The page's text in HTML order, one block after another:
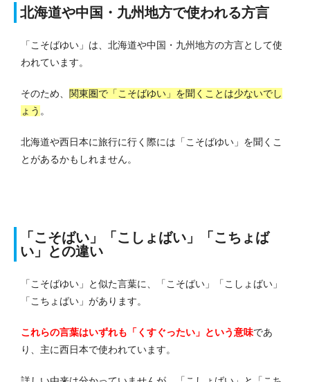
北海道や中国・九州地方で使われる方言
「こそばゆい」は、北海道や中国・九州地方の方言として使
われています。
そのため、 関東圏で「こそばゆい」を聞くことは少ないでし
ょう 。
北海道や西日本に旅行に行く際には「こそばゆい」を聞くこ
とがあるかもしれません。
「こそばい」「こしょばい」「こちょば
い」との違い
「こそばゆい」と似た言葉に、「こそばい」「こしょばい」
「こちょばい」があります。
これらの言葉はいずれも「くすぐったい」という意味であ
り、主に西日本で使われています。